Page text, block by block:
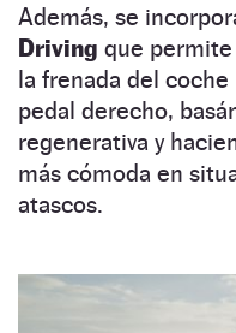
Además, se
Driving que
la frenada del
pedal derecho,
regenerativa y
más cómoda en
atascos.